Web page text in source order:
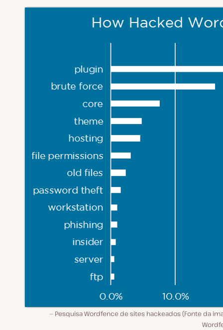
Pesquisa Wordfence de sites hackeados (Fonte da